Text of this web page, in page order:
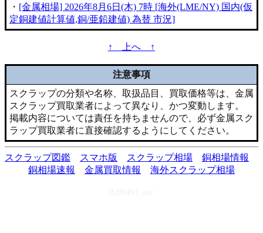
・ [金属相場] 2026年8月6日(木) 7時 [海外(LME/NY) 国内(仮
定銅建値計算値,銅/亜鉛建値) 為替 市況]
↑ 上へ ↑
注意事項
スクラップの分類や名称、取扱品目、買取価格等は、金属
スクラップ買取業者によって異なり、かつ変動します。
掲載内容については責任を持ちませんので、必ず金属スク
ラップ買取業者に直接確認するようにしてください。
スクラップ図鑑 スマホ版 スクラップ相場
銅相場情報
銅相場速報
金属買取情報 海外スクラップ相場